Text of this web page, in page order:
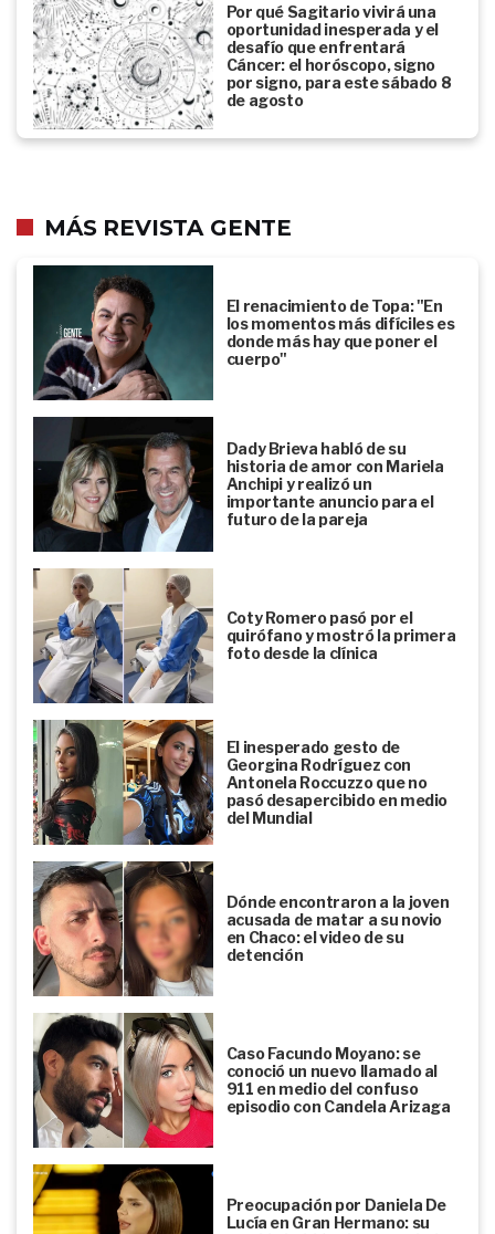
Por qué Sagitario vivirá una
oportunidad inesperada y el
desafío que enfrentará
Cáncer: el horóscopo, signo
por signo, para este sábado 8
de agosto
MÁS REVISTA GENTE
El renacimiento de Topa: "En
los momentos más difíciles es
donde más hay que poner el
cuerpo"
Dady Brieva habló de su
historia de amor con Mariela
Anchipi y realizó un
importante anuncio para el
futuro de la pareja
Coty Romero pasó por el
quirófano y mostró la primera
foto desde la clínica
El inesperado gesto de
Georgina Rodríguez con
Antonela Roccuzzo que no
pasó desapercibido en medio
del Mundial
Dónde encontraron a la joven
acusada de matar a su novio
en Chaco: el video de su
detención
Caso Facundo Moyano: se
conoció un nuevo llamado al
911 en medio del confuso
episodio con Candela Arizaga
Preocupación por Daniela De
Lucía en Gran Hermano: su